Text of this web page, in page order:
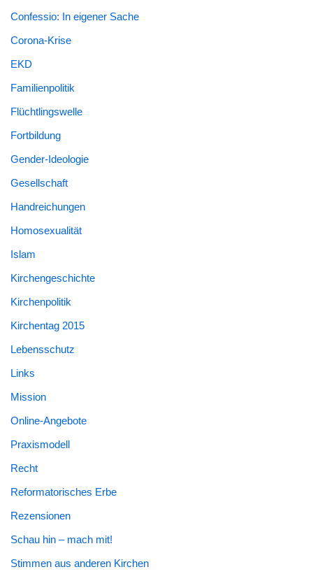
Confessio: In eigener Sache
Corona-Krise
EKD
Familienpolitik
Flüchtlingswelle
Fortbildung
Gender-Ideologie
Gesellschaft
Handreichungen
Homosexualität
Islam
Kirchengeschichte
Kirchenpolitik
Kirchentag 2015
Lebensschutz
Links
Mission
Online-Angebote
Praxismodell
Recht
Reformatorisches Erbe
Rezensionen
Schau hin – mach mit!
Stimmen aus anderen Kirchen